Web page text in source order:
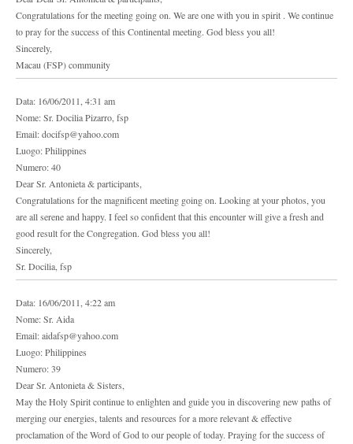
Congratulations for the meeting going on. We are one with you in spirit . We continue
to pray for the success of this Continental meeting. God bless you all!
Sincerely,
Macau (FSP) community
Data: 16/06/2011, 4:31 am
Nome: Sr. Docilia Pizarro, fsp
Email: docifsp@yahoo.com
Luogo: Philippines
Numero: 40
Dear Sr. Antonieta & participants,
Congratulations for the magnificent meeting going on. Looking at your photos, you
are all serene and happy. I feel so confident that this encounter will give a fresh and
good result for the Congregation. God bless you all!
Sincerely,
Sr. Docilia, fsp
Data: 16/06/2011, 4:22 am
Nome: Sr. Aida
Email: aidafsp@yahoo.com
Luogo: Philippines
Numero: 39
Dear Sr. Antonieta & Sisters,
May the Holy Spirit continue to enlighten and guide you in discovering new paths of
merging our energies, talents and resources for a more relevant & effective
proclamation of the Word of God to our people of today. Praying for the success of